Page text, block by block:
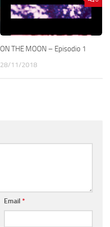
ON THE MOON – Episodio 1
28/11/2018
Email *